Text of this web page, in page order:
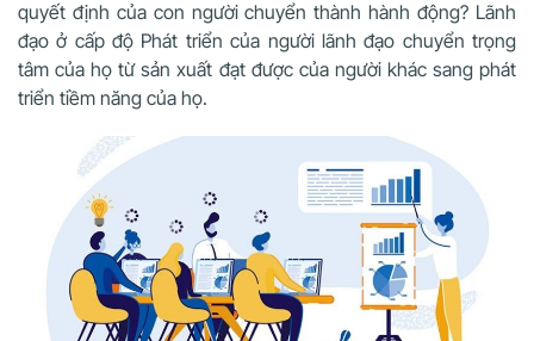
quyết định của con người chuyển thành hành động? Lãnh
đạo ở cấp độ Phát triển của người lãnh đạo chuyển trọng
tâm của họ từ sản xuất đạt được của người khác sang phát
triển tiềm năng của họ.